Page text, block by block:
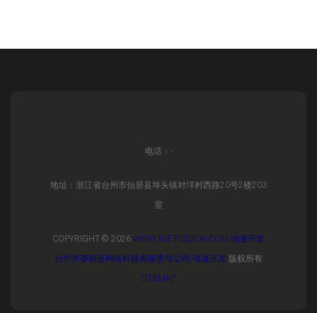
电话：-
地址：浙江省台州市仙居县埠头镇对垟村西路20号2楼203
室
COPYRIGHT © 2026 WWW.YUETUSUCAI.COM 动漫开发
台州市赛丽亚网络科技有限责任公司 动漫开发 版权所有
SITEMAP